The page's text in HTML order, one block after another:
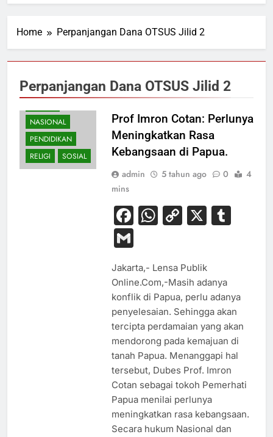
Home Perpanjangan Dana OTSUS Jilid 2
Perpanjangan Dana OTSUS Jilid 2
EKONOMI
NASIONAL
PENDIDIKAN
RELIGI
SOSIAL
Prof Imron Cotan: Perlunya
Meningkatkan Rasa
Kebangsaan di Papua.
admin 5 tahun ago 0
4
mins
Facebook
WhatsApp
Copy
X
Gmail
Jakarta,- Lensa Publik
Online.Com,-Masih adanya
konflik di Papua, perlu adanya
penyelesaian. Sehingga akan
tercipta perdamaian yang akan
mendorong pada kemajuan di
tanah Papua. Menanggapi hal
tersebut, Dubes Prof. Imron
Cotan sebagai tokoh Pemerhati
Papua menilai perlunya
meningkatkan rasa kebangsaan.
Secara hukum Nasional dan